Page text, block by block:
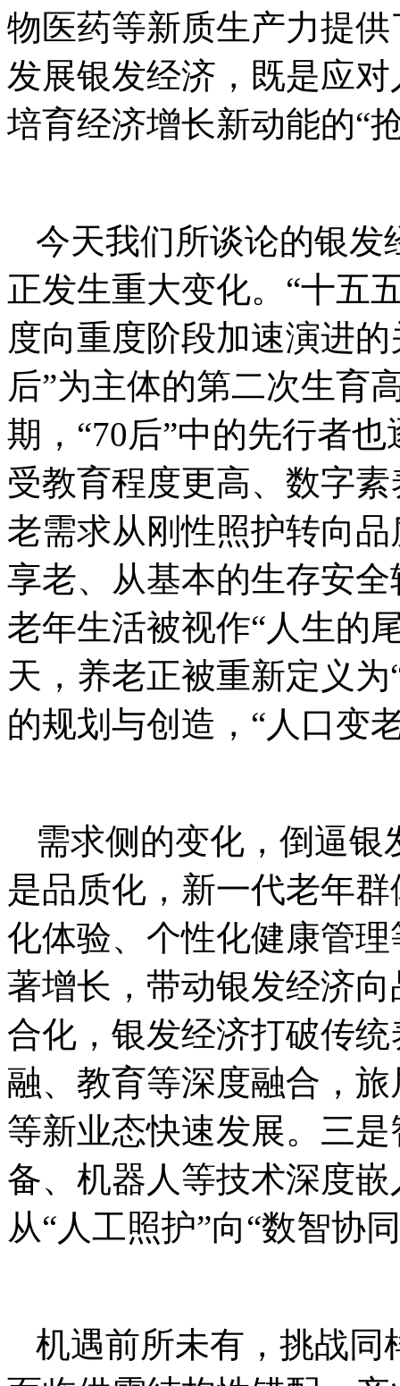
物医药等新质生产力提
发展银发经济，既是应
培育经济增长新动能的“
今天我们所谈论的银发
正发生重大变化。“十五
度向重度阶段加速演进
后”为主体的第二次生育
期，“70后”中的先行者
受教育程度更高、数字
老需求从刚性照护转向
享老、从基本的生存安
老年生活被视作“人生的
天，养老正被重新定义
的规划与创造，“人口变
需求侧的变化，倒逼
是品质化，新一代老年
化体验、个性化健康管
著增长，带动银发经济
合化，银发经济打破传
融、教育等深度融合，
等新业态快速发展。三
备、机器人等技术深度
从“人工照护”向“数智协
机遇前所未有，挑战同